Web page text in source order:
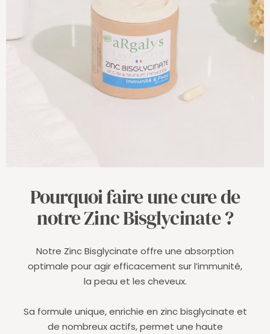
Pourquoi faire une cure de
notre Zinc Bisglycinate ?
Notre Zinc Bisglycinate offre une absorption
optimale pour agir efficacement sur l’immunité,
la peau et les cheveux.
Sa formule unique, enrichie en zinc bisglycinate et
de nombreux actifs, permet une haute